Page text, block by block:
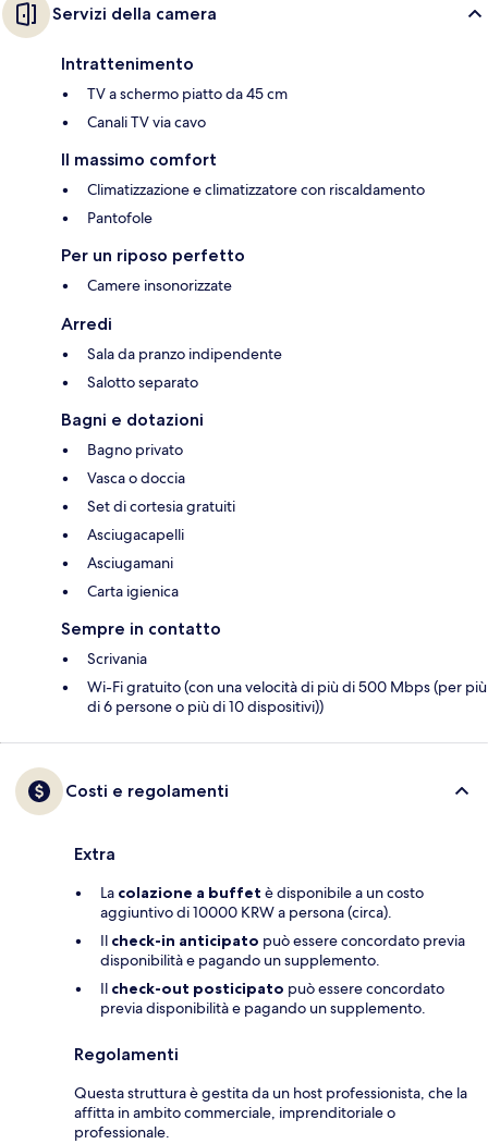
Servizi della camera
Intrattenimento
TV a schermo piatto da 45 cm
Canali TV via cavo
Il massimo comfort
Climatizzazione e climatizzatore con riscaldamento
Pantofole
Per un riposo perfetto
Camere insonorizzate
Arredi
Sala da pranzo indipendente
Salotto separato
Bagni e dotazioni
Bagno privato
Vasca o doccia
Set di cortesia gratuiti
Asciugacapelli
Asciugamani
Carta igienica
Sempre in contatto
Scrivania
Wi-Fi gratuito (con una velocità di più di 500 Mbps (per più
di 6 persone o più di 10 dispositivi))
Costi e regolamenti
Extra
La colazione a buffet è disponibile a un costo
aggiuntivo di 10000 KRW a persona (circa).
Il check-in anticipato può essere concordato previa
disponibilità e pagando un supplemento.
Il check-out posticipato può essere concordato
previa disponibilità e pagando un supplemento.
Regolamenti
Questa struttura è gestita da un host professionista, che la
affitta in ambito commerciale, imprenditoriale o
professionale.